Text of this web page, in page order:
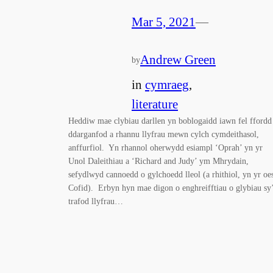
Mar 5, 2021—
byAndrew Green
in cymraeg
literature
Heddiw mae clybiau darllen yn boblogaidd iawn fel
ddarganfod a rhannu llyfrau mewn cylch cymdeithasol,
anffurfiol. Yn rhannol oherwydd esiampl ‘Oprah’ yn yr
Unol Daleithiau a ‘Richard and Judy’ ym Mhrydain,
sefydlwyd cannoedd o gylchoedd lleol (a rhithiol, yn yr
Cofid). Erbyn hyn mae digon o enghreifftiau o glybiau
trafod llyfrau…